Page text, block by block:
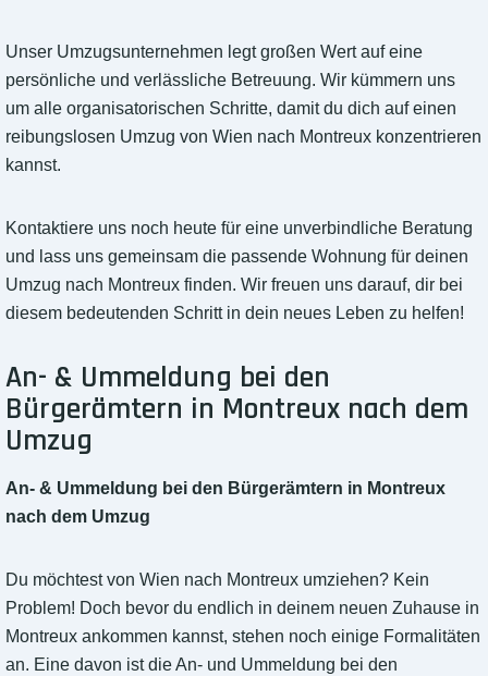
Unser Umzugsunternehmen legt großen Wert auf eine
persönliche und verlässliche Betreuung. Wir kümmern uns
um alle organisatorischen Schritte, damit du dich auf einen
reibungslosen Umzug von Wien nach Montreux konzentrieren
kannst.
Kontaktiere uns noch heute für eine unverbindliche Beratung
und lass uns gemeinsam die passende Wohnung für deinen
Umzug nach Montreux finden. Wir freuen uns darauf, dir bei
diesem bedeutenden Schritt in dein neues Leben zu helfen!
An- & Ummeldung bei den
Bürgerämtern in Montreux nach dem
Umzug
An- & Ummeldung bei den Bürgerämtern in Montreux
nach dem Umzug
Du möchtest von Wien nach Montreux umziehen? Kein
Problem! Doch bevor du endlich in deinem neuen Zuhause in
Montreux ankommen kannst, stehen noch einige Formalitäten
an. Eine davon ist die An- und Ummeldung bei den